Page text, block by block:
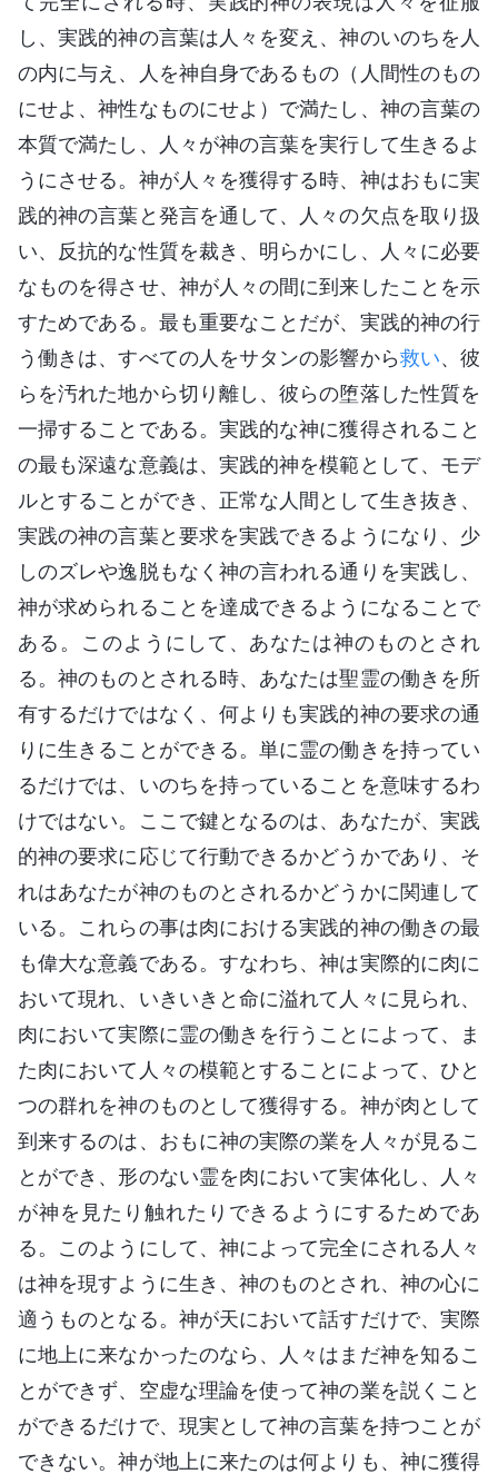
し、実践的神の言葉は人々を変え、神のいのちを人
の内に与え、人を神自身であるもの（人間性のもの
にせよ、神性なものにせよ）で満たし、神の言葉の
本質で満たし、人々が神の言葉を実行して生きるよ
うにさせる。神が人々を獲得する時、神はおもに実
践的神の言葉と発言を通して、人々の欠点を取り扱
い、反抗的な性質を裁き、明らかにし、人々に必要
なものを得させ、神が人々の間に到来したことを示
すためである。最も重要なことだが、実践的神の行
う働きは、すべての人をサタンの影響から救い、彼
らを汚れた地から切り離し、彼らの堕落した性質を
一掃することである。実践的な神に獲得されること
の最も深遠な意義は、実践的神を模範として、モデ
ルとすることができ、正常な人間として生き抜き、
実践の神の言葉と要求を実践できるようになり、少
しのズレや逸脱もなく神の言われる通りを実践し、
神が求められることを達成できるようになることで
ある。このようにして、あなたは神のものとされ
る。神のものとされる時、あなたは聖霊の働きを所
有するだけではなく、何よりも実践的神の要求の通
りに生きることができる。単に霊の働きを持ってい
るだけでは、いのちを持っていることを意味するわ
けではない。ここで鍵となるのは、あなたが、実践
的神の要求に応じて行動できるかどうかであり、そ
れはあなたが神のものとされるかどうかに関連して
いる。これらの事は肉における実践的神の働きの最
も偉大な意義である。すなわち、神は実際的に肉に
おいて現れ、いきいきと命に溢れて人々に見られ、
肉において実際に霊の働きを行うことによって、ま
た肉において人々の模範とすることによって、ひと
つの群れを神のものとして獲得する。神が肉として
到来するのは、おもに神の実際の業を人々が見るこ
とができ、形のない霊を肉において実体化し、人々
が神を見たり触れたりできるようにするためであ
る。このようにして、神によって完全にされる人々
は神を現すように生き、神のものとされ、神の心に
適うものとなる。神が天において話すだけで、実際
に地上に来なかったのなら、人々はまだ神を知るこ
とができず、空虚な理論を使って神の業を説くこと
ができるだけで、現実として神の言葉を持つことが
できない。神が地上に来たのは何よりも、神に獲得